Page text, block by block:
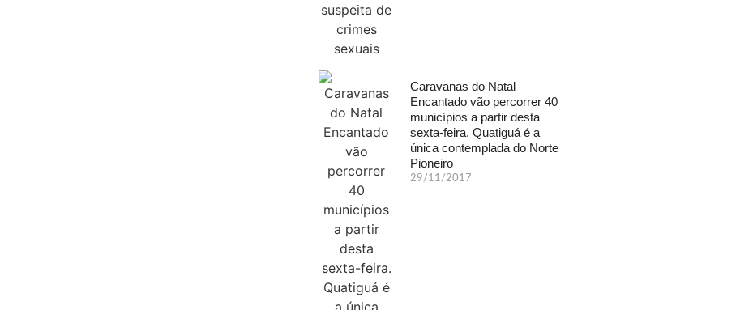
Caravanas do Natal
Encantado vão percorrer 40
municípios a partir desta
sexta-feira. Quatiguá é a
única contemplada do Norte
Pioneiro
29/11/2017